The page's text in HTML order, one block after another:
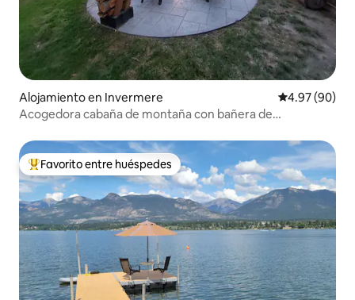
Alojamiento en Invermere Calificación
4.97 (90)
Acogedora cabaña de montaña con bañera de
Favorito entre huéspedes preferido
Favorito entre huéspedes